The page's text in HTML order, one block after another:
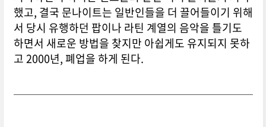
했고, 결국 문나이트는 일반인들을 더 끌어들이기 위해
서 당시 유행하던 팝이나 라틴 계열의 음악을 틀기도
하면서 새로운 방법을 찾지만 아쉽게도 유지되지 못하
고 2000년, 폐업을 하게 된다.